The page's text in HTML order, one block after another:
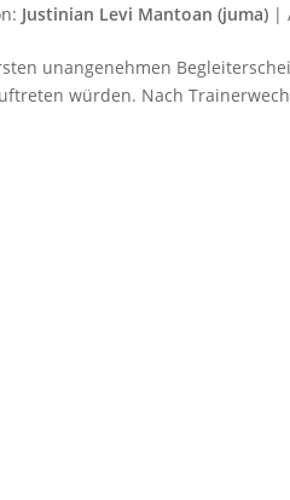
Justinian Levi Mantoan (juma) |
unangenehmen
würden. Nach